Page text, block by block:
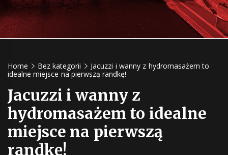
Home Bez kategorii
Jacuzzi i wanny z hydromasażem to
idealne miejsce na pierwszą randkę!
Jacuzzi i wanny z
hydromasażem to idealne
miejsce na pierwszą
randkę!